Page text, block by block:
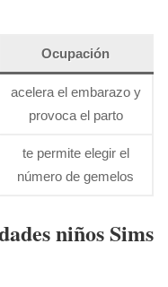
Ocupación
acelera el embarazo y
provoca el parto
te permite elegir el
número de gemelos
niños Sims